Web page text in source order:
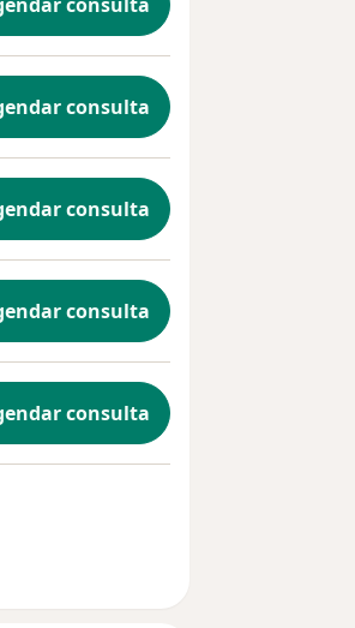
consulta
consulta
consulta
consulta